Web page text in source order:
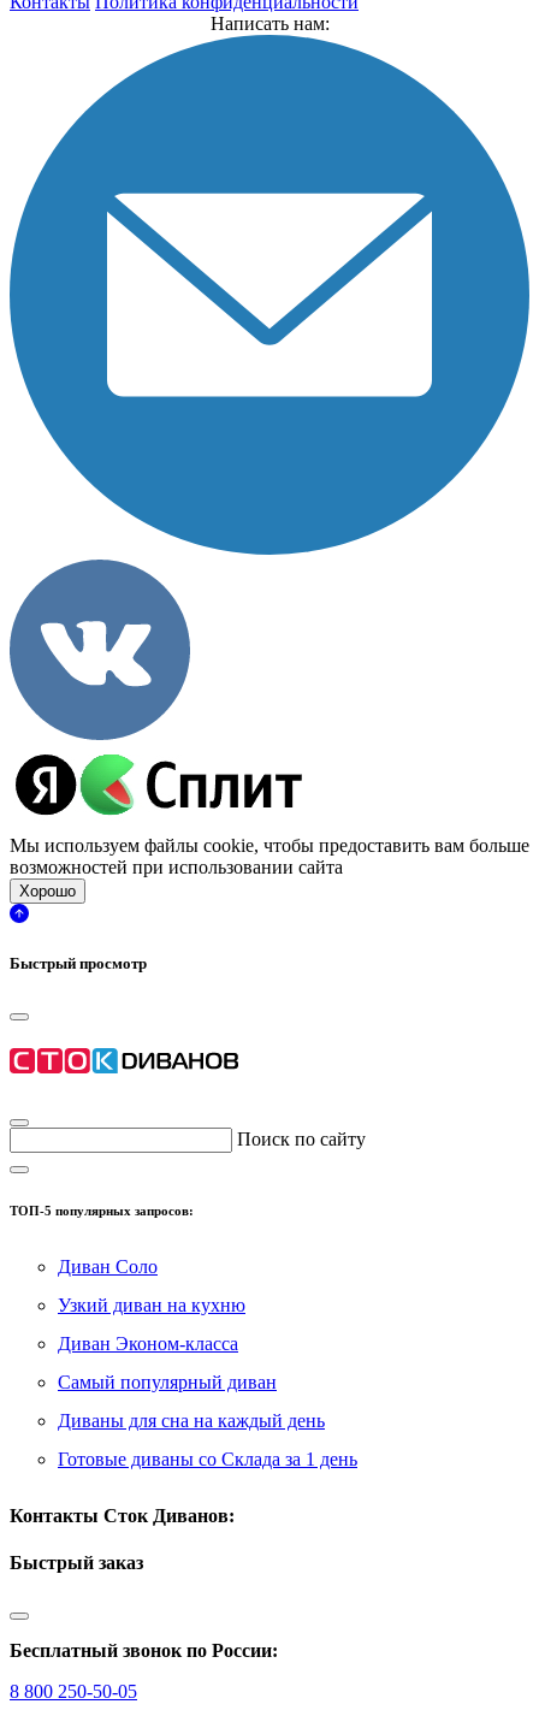
Написать нам:
Мы используем файлы cookie, чтобы предоставить вам больше
возможностей при использовании сайта
Хорошо
Быстрый просмотр
Поиск по сайту
ТОП-5 популярных запросов:
Диван Соло
Узкий диван на кухню
Диван Эконом-класса
Самый популярный диван
Диваны для сна на каждый день
Готовые диваны со Склада за 1 день
Контакты Сток Диванов:
Быстрый заказ
Бесплатный звонок по России:
8 800 250-50-05